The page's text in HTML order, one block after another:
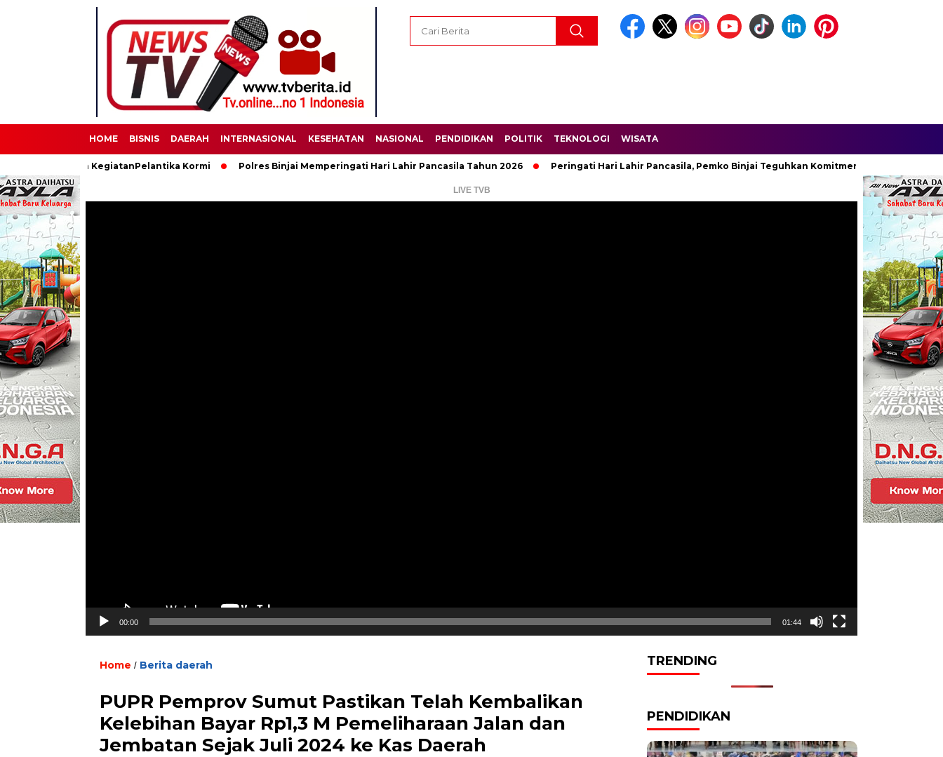
HOME BISNIS DAERAH INTERNASIONAL KESEHATAN NASIONAL PENDIDIKAN POLITIK TEKNOLOGI WISATA
KegiatanPelantika Kormi Polres Binjai Memperingati Hari Lahir Pancasila Tahun 2026 Peringati Hari Lahir Pancasila, Pemko Binjai Teguhkan Komitmen Kebangsaan.
LIVE TVB
00:00 01:44
Home / Berita daerah
PUPR Pemprov Sumut Pastikan Telah Kembalikan
Kelebihan Bayar Rp1,3 M Pemeliharaan Jalan dan
Jembatan Sejak Juli 2024 ke Kas Daerah
TRENDING
PENDIDIKAN